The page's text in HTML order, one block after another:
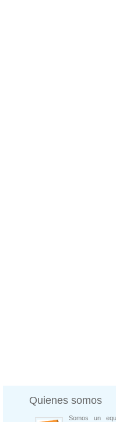
Quienes somos
Somos un